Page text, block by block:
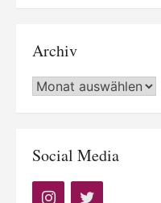
Archiv
Archiv
Social Media